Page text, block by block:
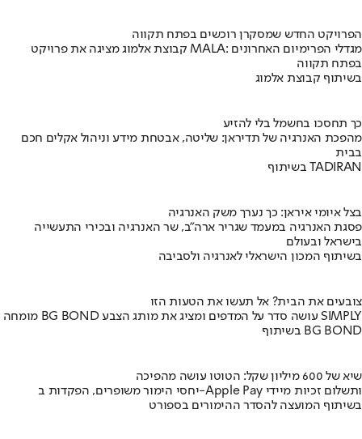
הפרויקט החדש שמסקרן רוכשים בפתח תקווה
קבוצת אלמוג מציגה את פרויקט MALA: מגדלי הפרימיום האחרונים
בפתח תקווה
בשיתוף קבוצת אלמוג
כך תחסכו בחשמל בלי להזיע
מהפכת האנרגיה של תדיראן: שליטה, אבטחת מידע וניהול אקלים חכם
בבית
בשיתוף TADIRAN
בצל איומי איראן: כך נערך משק האנרגיה
פסגת האנרגיה במעמד שגריר ארה"ב, שר האנרגיה ובכירי התעשייה
בישראל ובעולם
בשיתוף המכון הישראלי לאנרגיה ולסביבה
צובעים את הבית? אל תעשו את הטעות הזו
מומחה BG BOND עושה סדר על המדפים ומציג את מותג הצבע SIMPLY
בשיתוף BG BOND
שיא של 600 מיליון שקל: הטוטו עושה מהפיכה
יחסי הימור משופרים, הפקדות ב-Apple Pay ותשלום זכיות מיידי
בשיתוף המועצה להסדר ההימורים בספורט